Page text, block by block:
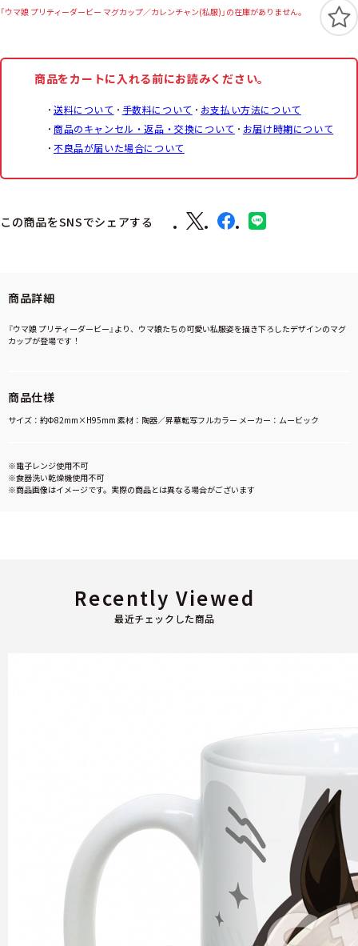
「ウマ娘 プリティーダービー マグカップ／カレンチャン(私服)」の在庫がありません。
商品をカートに入れる前にお読みください。
送料について 手数料について
お支払い方法について
商品のキャンセル・返品・交換について
お届け時期について
不良品が届いた場合について
この商品をSNSでシェアする
商品詳細
『ウマ娘 プリティーダービー』より、ウマ娘たちの可愛い私服姿を描き下ろしたデザインのマグ
カップが登場です！
商品仕様
サイズ：約Ф82mm×H95mm 素材：陶器／昇華転写フルカラー メーカー：ムービック
※電子レンジ使用不可
※食器洗い乾燥機使用不可
※商品画像はイメージです。実際の商品とは異なる場合がございます
最近チェックした商品
Recently Viewed